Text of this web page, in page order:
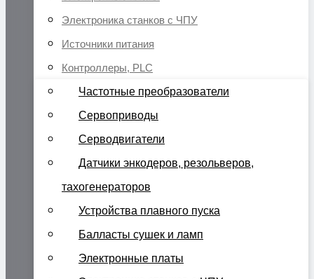
Электроника станков с ЧПУ
Источники питания
Контроллеры, PLC
Частотные преобразователи
Сервоприводы
Серводвигатели
Датчики энкодеров, резольверов,
тахогенераторов
Устройства плавного пуска
Балласты сушек и ламп
Электронные платы